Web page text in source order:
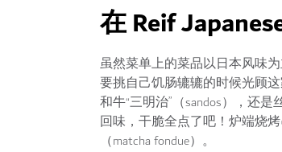
在 Reif
虽然菜单上的菜品以日本风味
要挑自己饥肠辘辘的时候光顾
和牛“三明治”（sandos），还
回味，干脆全点了吧！炉端烧
（matcha fondue）。